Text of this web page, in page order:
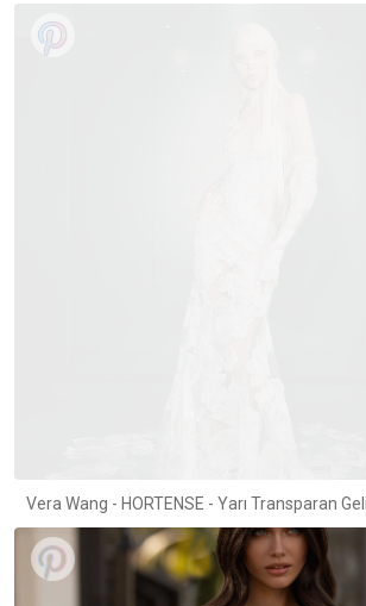
Vera Wang - HORTENSE - Yarı Transparan